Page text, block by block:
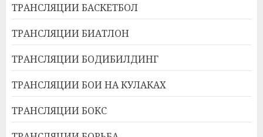
ТРАНСЛЯЦИИ БАСКЕТБОЛ
ТРАНСЛЯЦИИ БИАТЛОН
ТРАНСЛЯЦИИ БОДИБИЛДИНГ
ТРАНСЛЯЦИИ БОИ НА КУЛАКАХ
ТРАНСЛЯЦИИ БОКС